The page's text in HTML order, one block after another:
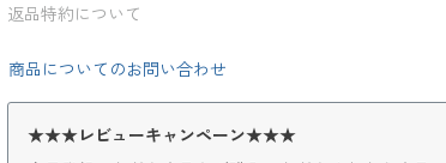
返品特約について
商品についてのお問い合わせ
★★★レビューキャンペーン★★★